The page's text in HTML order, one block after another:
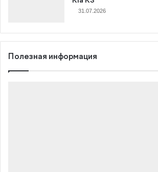
31.07.2026
Полезная информация